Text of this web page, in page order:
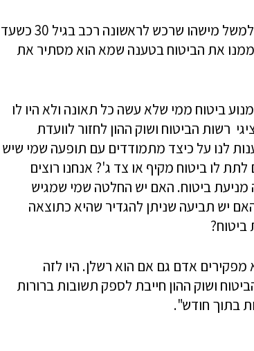
"גם נהג מעל גיל 26 ללא עבר ביטוחי לא יקבל ביטוח, למשל מישהו שרכש לראשונה רכב בגיל 30 כשעד
ממנו את הביטוח בטענה שמא הוא מסתיר את
ביטוח ממי שלא עשה כל תאונה ולא היו לו
רשות הביטוח ושוק ההון לחזור לוועדת
לנו על כיצד מתמודדים עם תופעה שמי שיש
לו ביטוח מקיף או צד ג'? אנחנו רוצים
ביטוח. האם יש החלטה שמי שמגיש
יש תביעה שניתן להגדיר שהיא כתוצאה
אדם גם אם הוא רשלן. היו לזה
ושוק ההון חייבת לספק תשובות ברורות
בתוך חודש".